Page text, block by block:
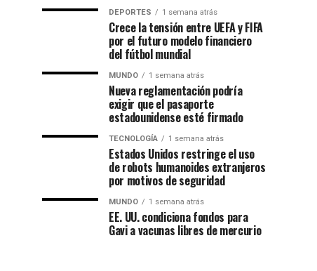
DEPORTES 1 semana atrás
Crece la tensión entre UEFA y FIFA
por el futuro modelo financiero
del fútbol mundial
MUNDO 1 semana atrás
Nueva reglamentación podría
exigir que el pasaporte
estadounidense esté firmado
TECNOLOGÍA 1 semana atrás
Estados Unidos restringe el uso
de robots humanoides extranjeros
por motivos de seguridad
MUNDO 1 semana atrás
EE. UU. condiciona fondos para
Gavi a vacunas libres de mercurio